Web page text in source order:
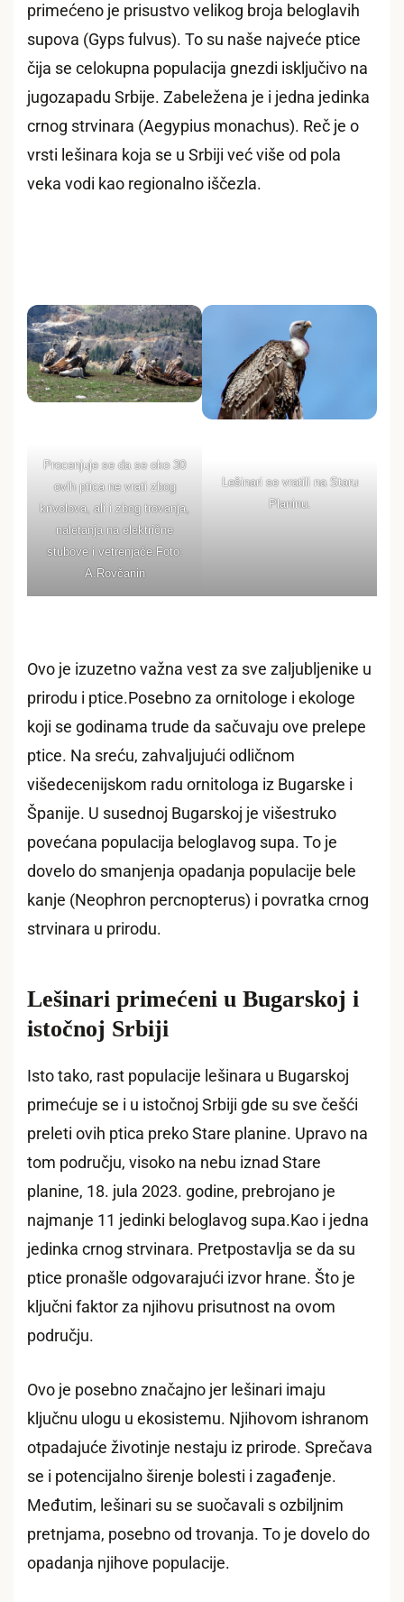
primećeno je prisustvo velikog broja beloglavih
supova (Gyps fulvus). To su naše najveće ptice
čija se celokupna populacija gnezdi isključivo na
jugozapadu Srbije. Zabeležena je i jedna jedinka
crnog strvinara (Aegypius monachus). Reč je o
vrsti lešinara koja se u Srbiji već više od pola
veka vodi kao regionalno iščezla.
Procenjuje se da se oko 30
ovih ptica ne vrati zbog
krivolova, ali i zbog trovanja,
naletanja na električne
stubove i vetrenjače.Foto:
A.Rovčanin
Lešinari se vratili na Staru
Planinu.
Ovo je izuzetno važna vest za sve zaljubljenike u
prirodu i ptice.Posebno za ornitologe i ekologe
koji se godinama trude da sačuvaju ove prelepe
ptice. Na sreću, zahvaljujući odličnom
višedecenijskom radu ornitologa iz Bugarske i
Španije. U susednoj Bugarskoj je višestruko
povećana populacija beloglavog supa. To je
dovelo do smanjenja opadanja populacije bele
kanje (Neophron percnopterus) i povratka crnog
strvinara u prirodu.
Lešinari primećeni u Bugarskoj i
istočnoj Srbiji
Isto tako, rast populacije lešinara u Bugarskoj
primećuje se i u istočnoj Srbiji gde su sve češći
preleti ovih ptica preko Stare planine. Upravo na
tom području, visoko na nebu iznad Stare
planine, 18. jula 2023. godine, prebrojano je
najmanje 11 jedinki beloglavog supa.Kao i jedna
jedinka crnog strvinara. Pretpostavlja se da su
ptice pronašle odgovarajući izvor hrane. Što je
ključni faktor za njihovu prisutnost na ovom
području.
Ovo je posebno značajno jer lešinari imaju
ključnu ulogu u ekosistemu. Njihovom ishranom
otpadajuće životinje nestaju iz prirode. Sprečava
se i potencijalno širenje bolesti i zagađenje.
Međutim, lešinari su se suočavali s ozbiljnim
pretnjama, posebno od trovanja. To je dovelo do
opadanja njihove populacije.